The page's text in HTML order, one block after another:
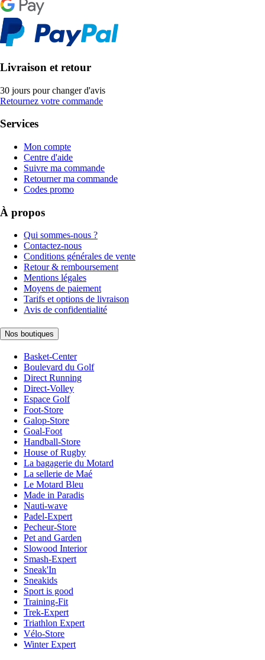
Livraison et retour
30 jours pour changer d'avis
Retournez votre commande
Services
Mon compte
Centre d'aide
Suivre ma commande
Retourner ma commande
Codes promo
À propos
Qui sommes-nous ?
Contactez-nous
Conditions générales de vente
Retour & remboursement
Mentions légales
Moyens de paiement
Tarifs et options de livraison
Avis de confidentialité
Nos boutiques
Basket-Center
Boulevard du Golf
Direct Running
Direct-Volley
Espace Golf
Foot-Store
Galop-Store
Goal-Foot
Handball-Store
House of Rugby
La bagagerie du Motard
La sellerie de Maé
Le Motard Bleu
Made in Paradis
Nauti-wave
Padel-Expert
Pecheur-Store
Pet and Garden
Slowood Interior
Smash-Expert
Sneak'In
Sneakids
Sport is good
Training-Fit
Trek-Expert
Triathlon Expert
Vélo-Store
Winter Expert